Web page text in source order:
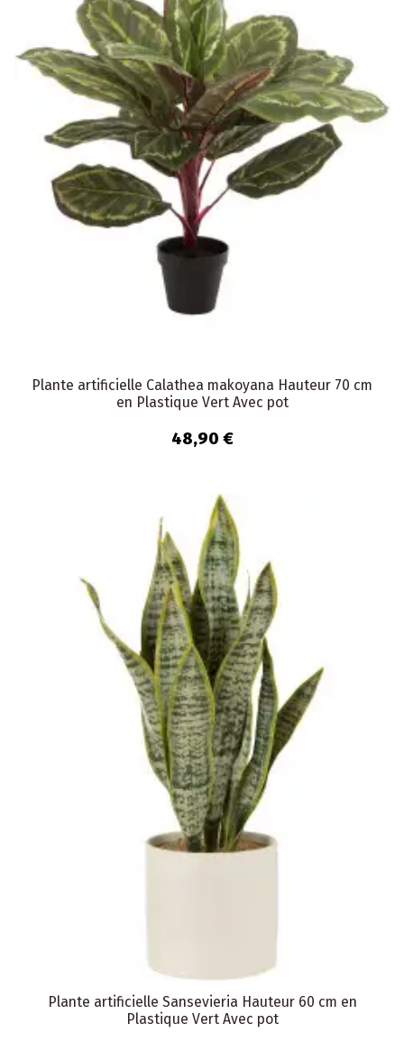
Plante artificielle Calathea makoyana Hauteur 70 cm
en Plastique Vert Avec pot
48,90 €
Plante artificielle Sansevieria Hauteur 60 cm en
Plastique Vert Avec pot